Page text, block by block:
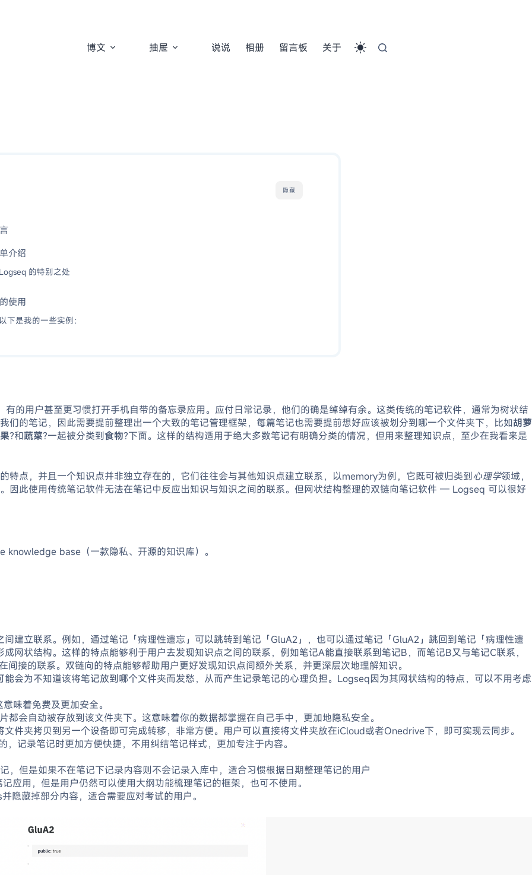
博文 抽屉 说说 相册 留言板 关于
隐藏
介绍
的特别之处
使用
下是我的一些实例：
有的用户甚至更习惯打开手机自带的备忘录应用。应付日常记录，他们的确是绰绰有余。这类传统的笔记软件，通常为树状结
们的笔记，因此需要提前整理出一个大致的笔记管理框架，每篇笔记也需要提前想好应该被划分到哪一个文件夹下，比如胡萝
?和蔬菜?一起被分类到食物?下面。这样的结构适用于绝大多数笔记有明确分类的情况，但用来整理知识点，至少在我看来是
特点，并且一个知识点并非独立存在的，它们往往会与其他知识点建立联系，以memory为例，它既可被归类到心理学领域，
因此使用传统笔记软件无法在笔记中反应出知识与知识之间的联系。但网状结构整理的双链向笔记软件 — Logseq 可以很好
base（一款隐私、开源的知识库）。
建立联系。例如，通过笔记「病理性遗忘」可以跳转到笔记「GluA2」，也可以通过笔记「GluA2」跳回到笔记「病理性遗
网状结构。这样的特点能够利于用户去发现知识点之间的联系，例如笔记A能直接联系到笔记B，而笔记B又与笔记C联系，
接的联系。双链向的特点能够帮助用户更好发现知识点间额外关系，并更深层次地理解知识。
会为不知道该将笔记放到哪个文件夹而发愁，从而产生记录笔记的心理负担。Logseq因为其网状结构的特点，可以不用考虑
味着免费及更加安全。
会自动被存放到该文件夹下。这意味着你的数据都掌握在自己手中，更加地隐私安全。
件夹拷贝到另一个设备即可完成转移，非常方便。用户可以直接将文件夹放在iCloud或者Onedrive下，即可实现云同步。
记录笔记时更加方便快捷，不用纠结笔记样式，更加专注于内容。
但是如果不在笔记下记录内容则不会记录入库中，适合习惯根据日期整理笔记的用户
用，但是用户仍然可以使用大纲功能梳理笔记的框架，也可不使用。
隐藏掉部分内容，适合需要应对考试的用户。